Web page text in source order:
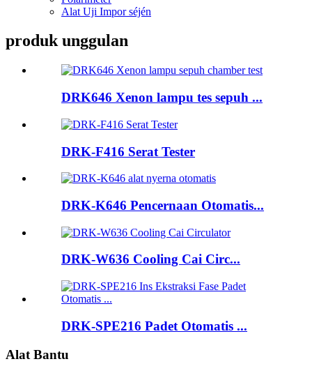
Alat Uji Impor séjén
produk unggulan
DRK646 Xenon lampu tes sepuh ...
DRK-F416 Serat Tester
DRK-K646 Pencernaan Otomatis...
DRK-W636 Cooling Cai Circ...
DRK-SPE216 Padet Otomatis ...
Alat Bantu